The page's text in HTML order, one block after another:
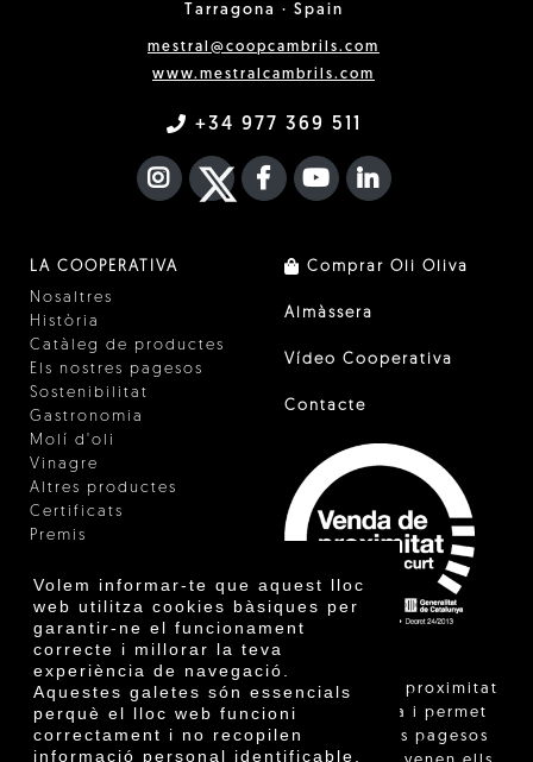
Volem informar-te que aquest lloc
web utilitza cookies bàsiques per
garantir-ne el funcionament
correcte i millorar la teva
experiència de navegació.
Aquestes galetes són essencials
perquè el lloc web funcioni
correctament i no recopilen
informació personal identificable.
Tarragona · Spain
mestral@coopcambrils.com
www.mestralcambrils.com
+34 977 369 511
INSTAGRAM
TWITTER
FACEBOOK F
YOUTUBEFA LINKEDIN
LA COOPERATIVA
Nosaltres
Història
Catàleg de productes
Els nostres pagesos
Sostenibilitat
Gastronomia
Molí d'oli
Vinagre
Altres productes
Certificats
Premis
Comprar Oli Oliva
Almàssera
Vídeo Cooperativa
Contacte
"La venda de proximitat
està regulada i permet
identificar els pagesos